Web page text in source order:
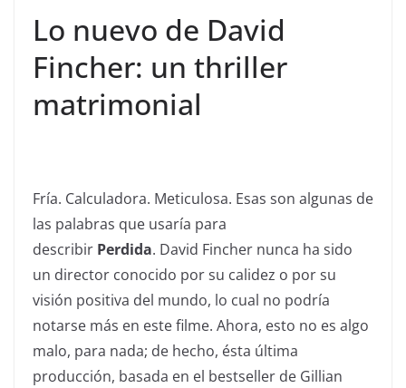
Lo nuevo de David
Fincher: un thriller
matrimonial
Fría. Calculadora. Meticulosa. Esas son algunas de
las palabras que usaría para
describir Perdida. David Fincher nunca ha sido
un director conocido por su calidez o por su
visión positiva del mundo, lo cual no podría
notarse más en este filme. Ahora, esto no es algo
malo, para nada; de hecho, ésta última
producción, basada en el bestseller de Gillian